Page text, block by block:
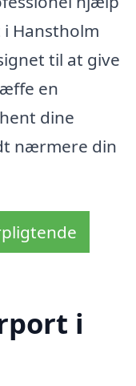
Hanstholm
til at give
en
dine
nærmere din
i